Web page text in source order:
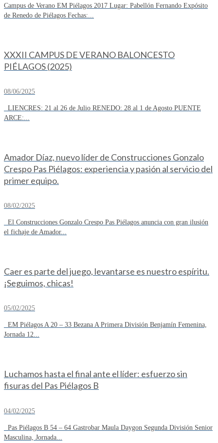
Campus de Verano EM Piélagos 2017 Lugar: Pabellón Fernando Expósito
de Renedo de Piélagos Fechas:...
XXXII CAMPUS DE VERANO BALONCESTO
PIÉLAGOS (2025)
08/06/2025
LIENCRES: 21 al 26 de Julio RENEDO: 28 al 1 de Agosto PUENTE
ARCE:...
Amador Díaz, nuevo líder de Construcciones Gonzalo
Crespo Pas Piélagos: experiencia y pasión al servicio del
primer equipo.
08/02/2025
El Construcciones Gonzalo Crespo Pas Piélagos anuncia con gran ilusión
el fichaje de Amador...
Caer es parte del juego, levantarse es nuestro espíritu.
¡Seguimos, chicas!
05/02/2025
EM Piélagos A 20 – 33 Bezana A Primera División Benjamín Femenina,
Jornada 12...
Luchamos hasta el final ante el líder: esfuerzo sin
fisuras del Pas Piélagos B
04/02/2025
Pas Piélagos B 54 – 64 Gastrobar Maula Daygon Segunda División Senior
Masculina, Jornada...